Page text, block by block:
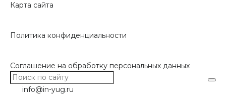
Карта сайта
Политика конфиденциальности
Соглашение на обработку персональных данных
info@in-yug.ru